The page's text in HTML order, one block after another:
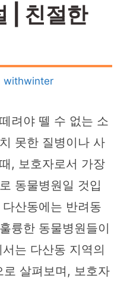
| 친절한
withwinter
려야 뗄 수 없는 소
못한 질병이나 사
, 보호자로서 가장
동물병원일 것입
산동에는 반려동
륭한 동물병원들이
는 다산동 지역의
살펴보며, 보호자